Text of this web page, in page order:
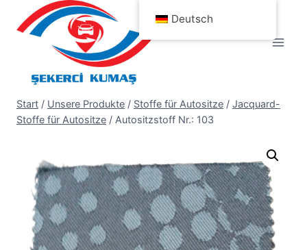
Inhalt
Start / Unsere Produkte / Stoffe für Autositze / Jacquard-
Stoffe für Autositze / Autositzstoff Nr.: 103
Deutsch